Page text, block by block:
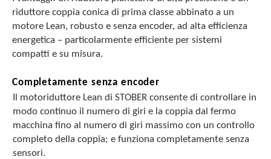
riduttore coppia conica di prima classe abbinato a un
motore Lean, robusto e senza encoder, ad alta efficienza
energetica – particolarmente efficiente per sistemi
compatti e su misura.
Completamente senza encoder
Il motoriduttore Lean di STOBER consente di controllare in
modo continuo il numero di giri e la coppia dal fermo
macchina fino al numero di giri massimo con un controllo
completo della coppia; e funziona completamente senza
sensori.